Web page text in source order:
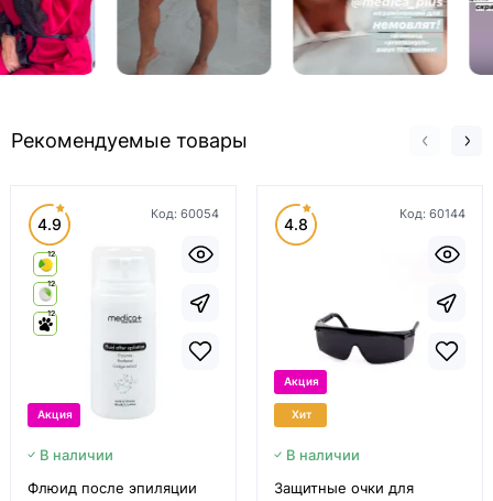
Рекомендуемые товары
Код: 60054
4.9
12
12
12
Акция
В наличии
Флюид после эпиляции
Код: 60144
4.8
Акция
Хит
В наличии
Защитные очки для